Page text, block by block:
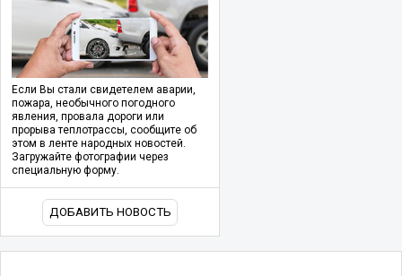
Если Вы стали свидетелем аварии,
пожара, необычного погодного
явления, провала дороги или
прорыва теплотрассы, сообщите об
этом в ленте народных новостей.
Загружайте фотографии через
специальную форму.
ДОБАВИТЬ НОВОСТЬ